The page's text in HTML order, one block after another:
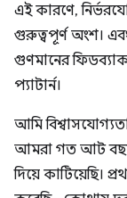
এই কারণে,
গুরুত্বপূর্ণ অংশ।
গুণমানের
প্যাটার্ন।
আমি
আমরা গত আট
দিয়ে কাটিয়েছি।